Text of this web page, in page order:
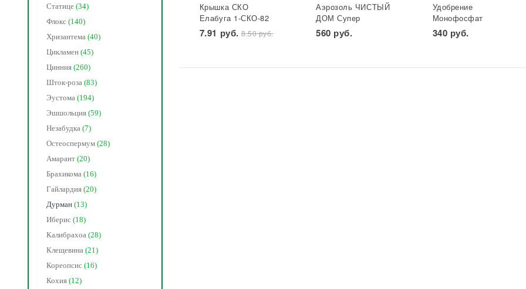
Статице (34)
Флокс (140)
Хризантема (40)
Цикламен (45)
Цинния (260)
Шток-роза (83)
Эустома (194)
Эшшольция (59)
Незабудка (7)
Остеоспермум (28)
Амарант (20)
Брахикома (16)
Гайлардия (20)
Дурман (13)
Иберис (18)
Калибрахоа (28)
Клещевина (21)
Кореопсис (16)
Кохия (12)
Крышка СКО
Елабуга 1-СКО-82
лакированная
Звезда 1/50/600*
7.91 руб.8.50 руб.
Аэрозоль ЧИСТЫЙ
ДОМ Супер
универ. фл 600 мл
(двойное
560 руб.
Удобрение
Монофосфат
калия
(монокалийфосфат)
340 руб.